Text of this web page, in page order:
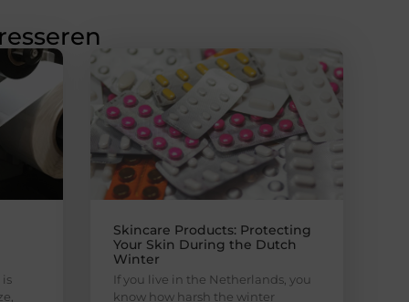
is
Skincare Products: Protecting
Your Skin During the Dutch
Winter
If you live in the Netherlands, you
know how harsh the winter